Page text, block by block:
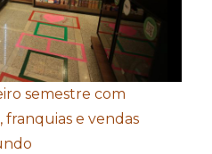
semestre com
franquias e vendas